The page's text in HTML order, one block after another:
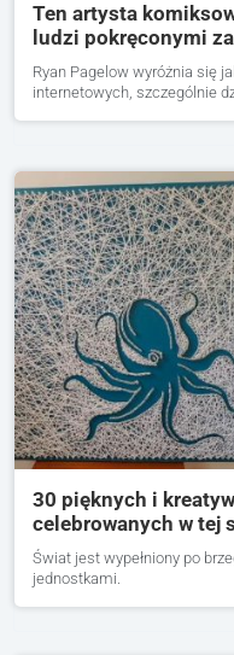
Ten artysta
ludzi pokręconymi
Ryan Pagelow wyróżnia się
internetowych, szczególnie
30 pięknych i
celebrowanych w tej
Świat jest wypełniony po
jednostkami.